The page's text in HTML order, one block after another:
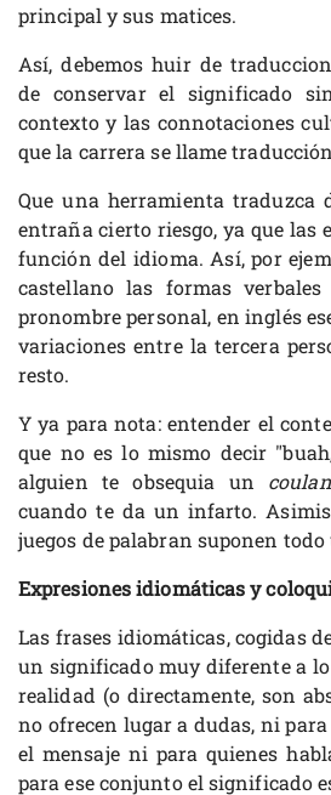
principal y sus matices.
Así, debemos huir de
de conservar el significado
contexto y las connotaciones
que la carrera se llame
Que una herramienta traduzca
entraña cierto riesgo, ya que las
función del idioma. Así, por
castellano las formas
pronombre personal, en inglés
variaciones entre la tercera
resto.
Y ya para nota: entender el
que no es lo mismo decir
alguien te obsequia un
cuando te da un infarto.
juegos de palabran suponen
Expresiones idiomáticas y
Las frases idiomáticas, cogidas
un significado muy diferente a
realidad (o directamente, son
no ofrecen lugar a dudas, ni
el mensaje ni para quienes
para ese conjunto el significado